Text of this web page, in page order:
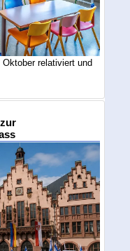
Oktober relativiert und